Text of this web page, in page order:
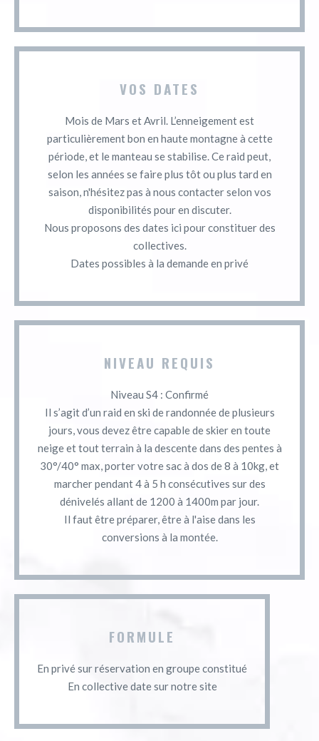
VOS DATES
Mois de Mars et Avril. L’enneigement est
particulièrement bon en haute montagne à cette
période, et le manteau se stabilise. Ce raid peut,
selon les années se faire plus tôt ou plus tard en
saison, n'hésitez pas à nous contacter selon vos
disponibilités pour en discuter.
Nous proposons des dates ici pour constituer des
collectives.
Dates possibles à la demande en privé
NIVEAU REQUIS
Niveau S4 : Confirmé
Il s’agit d’un raid en ski de randonnée de plusieurs
jours, vous devez être capable de skier en toute
neige et tout terrain à la descente dans des pentes à
30°/40° max, porter votre sac à dos de 8 à 10kg, et
marcher pendant 4 à 5 h consécutives sur des
dénivelés allant de 1200 à 1400m par jour.
Il faut être préparer, être à l'aise dans les
conversions à la montée.
FORMULE
En privé sur réservation en groupe constitué
En collective date sur notre site